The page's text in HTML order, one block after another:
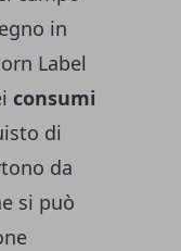
in
Label
consumi
di
da
si può